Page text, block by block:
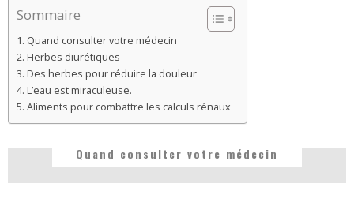
Sommaire
Quand consulter votre médecin
Herbes diurétiques
Des herbes pour réduire la douleur
L’eau est miraculeuse.
Aliments pour combattre les calculs rénaux
Quand consulter votre médecin